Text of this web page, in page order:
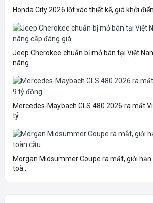
Honda City 2026 lột xác thiết kế, giá khởi
Jeep Cherokee chuẩn bị mở bán tại Việt
nâng...
Mercedes-Maybach GLS 480 2026 ra mắt
tỷ ...
Morgan Midsummer Coupe ra mắt, giới hạn
toà...